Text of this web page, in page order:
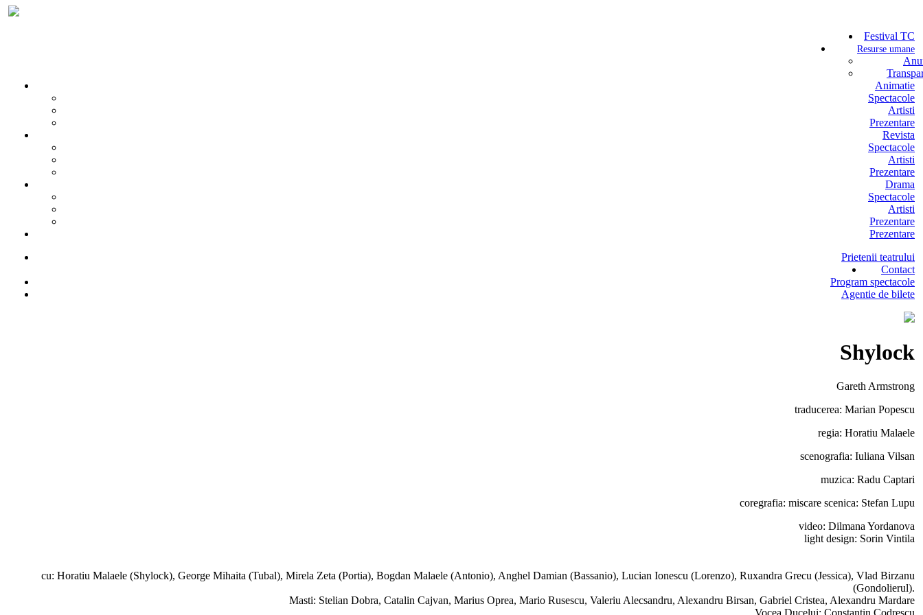
Festival TC
Resurse umane
Animatie
Spectacole
Artisti
Prezentare
Revista
Spectacole
Artisti
Prezentare
Drama
Spectacole
Artisti
Prezentare
Prezentare
Prietenii teatrului
Contact
Program spectacole
Agentie de bilete
Shylock
Gareth Armstrong
traducerea: Marian Popescu
regia: Horatiu Malaele
scenografia: Iuliana Vilsan
muzica: Radu Captari
coregrafia: miscare scenica: Stefan Lupu
video: Dilmana Yordanova
light design: Sorin Vintila
cu: Horatiu Malaele (Shylock), George Mihaita (Tubal), Mirela Zeta (Portia), Bogdan Malaele (Antonio), Anghel Damian (Bassanio), Lucian Ionescu (Lorenzo), Ruxandra Grecu (Jessica), Vlad Birzanu
(Gondolierul).
Masti: Stelian Dobra, Catalin Cajvan, Marius Oprea, Mario Rusescu, Valeriu Alecsandru, Alexandru Birsan, Gabriel Cristea, Alexandru Mardare
Vocea Ducelui: Constantin Codrescu